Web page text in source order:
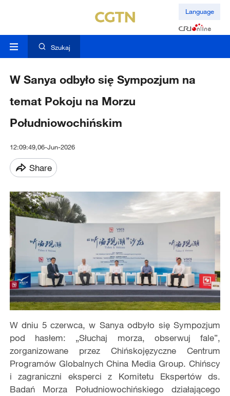
Language
Szukaj
W Sanya odbyło się Sympozjum na
temat Pokoju na Morzu
Południowochińskim
12:09:49,06-Jun-2026
Share
W dniu 5 czerwca, w Sanya odbyło się Sympozjum
pod hasłem: „Słuchaj morza, obserwuj fale”,
zorganizowane przez Chińskojęzyczne Centrum
Programów Globalnych China Media Group. Chińscy
i zagraniczni eksperci z Komitetu Ekspertów ds.
Badań Morza Południowochińskiego działającego